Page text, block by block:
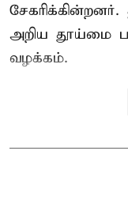
அறிய தூய்மை
வழக்கம்.